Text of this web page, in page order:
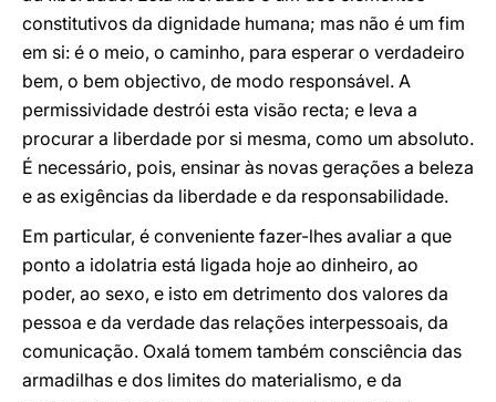
constitutivos da dignidade humana; mas não é um fim
em si: é o meio, o caminho, para esperar o verdadeiro
bem, o bem objectivo, de modo responsável. A
permissividade destrói esta visão recta; e leva a
procurar a liberdade por si mesma, como um absoluto.
É necessário, pois, ensinar às novas gerações a beleza
e as exigências da liberdade e da responsabilidade.
Em particular, é conveniente fazer-lhes avaliar a que
ponto a idolatria está ligada hoje ao dinheiro, ao
poder, ao sexo, e isto em detrimento dos valores da
pessoa e da verdade das relações interpessoais, da
comunicação. Oxalá tomem também consciência das
armadilhas e dos limites do materialismo, e da